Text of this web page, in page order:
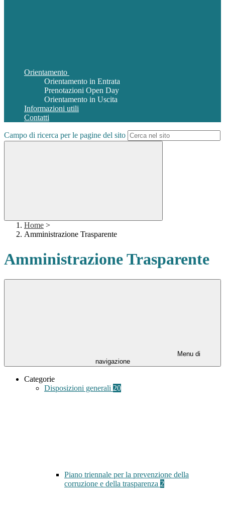
Orientamento
Orientamento in Entrata
Prenotazioni Open Day
Orientamento in Uscita
Informazioni utili
Contatti
Campo di ricerca per le pagine del sito
Home >
Amministrazione Trasparente
Amministrazione Trasparente
Menu di
navigazione
Categorie
Disposizioni generali 20
Piano triennale per la prevenzione della
corruzione e della trasparenza 2